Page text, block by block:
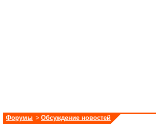
Форумы > Обсуждение новостей